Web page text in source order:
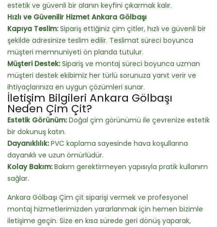
estetik ve güvenli bir alanın keyfini çıkarmak kalır.
Hızlı ve Güvenilir Hizmet Ankara Gölbaşı
Kapıya Teslim:Sipariş ettiğiniz çim çitler, hızlı ve güvenli bir
şekilde adresinize teslim edilir. Teslimat süreci boyunca
müşteri memnuniyeti ön planda tutulur.
Müşteri Destek:Sipariş ve montaj süreci boyunca uzman
müşteri destek ekibimiz her türlü sorunuza yanıt verir ve
ihtiyaçlarınıza en uygun çözümleri sunar.
İletişim Bilgileri Ankara Gölbaşı
Neden Çim Çit?
Estetik Görünüm:Doğal çim görünümü ile çevrenize estetik
bir dokunuş katın.
Dayanıklılık:PVC kaplama sayesinde hava koşullarına
dayanıklı ve uzun ömürlüdür.
Kolay Bakım:Bakım gerektirmeyen yapısıyla pratik kullanım
sağlar.
Ankara Gölbaşı Çim çit siparişi vermek ve profesyonel
montaj hizmetlerimizden yararlanmak için hemen bizimle
iletişime geçin. Size en kısa sürede geri dönüş yaparak,